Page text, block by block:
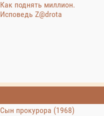
Как поднять миллион.
Исповедь Z@drota
Сын прокурора (1968)